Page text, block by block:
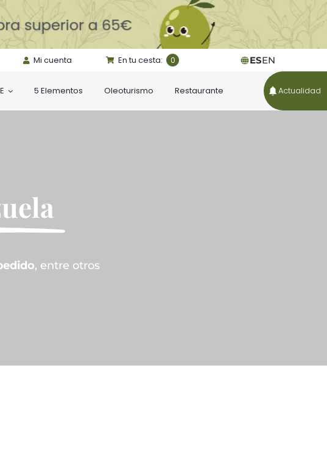
Mi cuenta En tu cesta: 0 ESEN
5 Elementos Oleoturismo Restaurante Actualidad
, entre otros